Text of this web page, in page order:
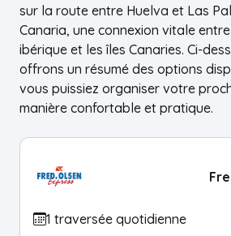
sur la route entre Huelva et Las
Canaria, une connexion vitale
ibérique et les îles Canaries. Ci-
offrons un résumé des options
vous puissiez organiser votre
manière confortable et pratique.
1 traversée quotidienne